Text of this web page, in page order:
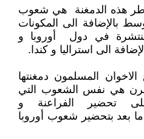
هذه الدمغنة هي شعوب
بالإضافة الى المكونات
في دول أوروبا و
الى استراليا و كندا.
المسلمون دمغنتها
هي نفس الشعوب التي
تحضير الفراعنة و
ما بعد بتحضير شعوب أوروبا